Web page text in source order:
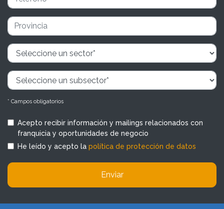
* Campos obligatorios
Acepto recibir información y mailings relacionados con
franquicia y oportunidades de negocio
He leído y acepto la política de protección de datos
Enviar